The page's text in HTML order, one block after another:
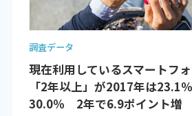
調査データ
現在利用しているスマートフ
「2年以上」が2017年は23.1
30.0％ 2年で6.9ポイント増